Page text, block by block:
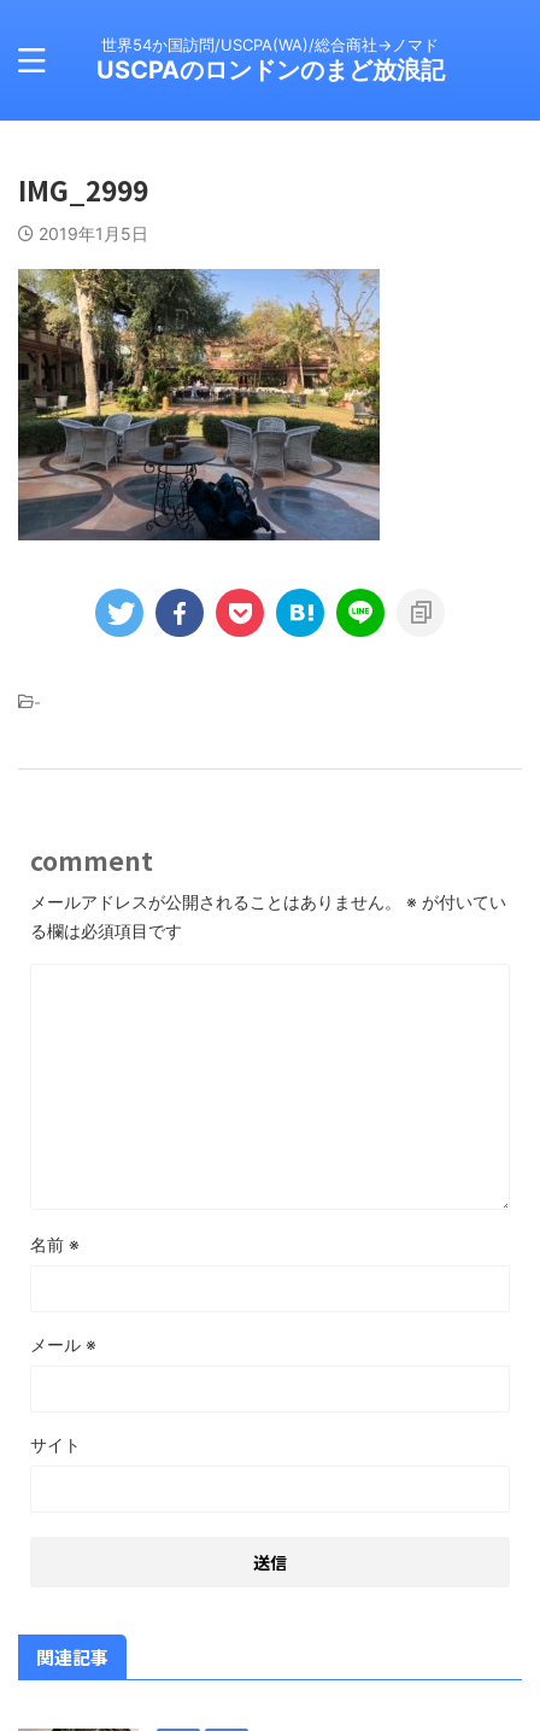
世界54か国訪問/USCPA(WA)/総合商社→ノマド
USCPAのロンドンのまど放浪記
IMG_2999
2019年1月5日
-
comment
メールアドレスが公開されることはありません。 ※ が付いてい
る欄は必須項目です
名前 ※
メール ※
サイト
関連記事